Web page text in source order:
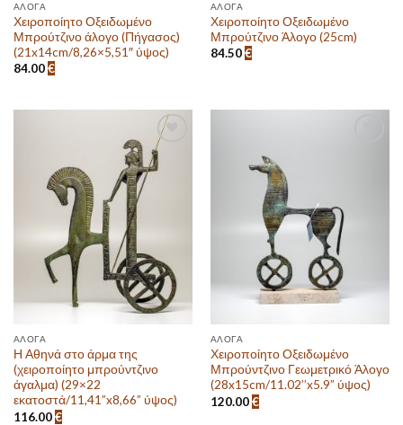
ΆΛΟΓΑ
Χειροποίητο Οξειδωμένο
Μπρούτζινο άλογο (Πήγασος)
(21x14cm/8,26×5,51″ ύψος)
84.00€
ΆΛΟΓΑ
Χειροποίητο Οξειδωμένο
Μπρούτζινο Άλογο (25cm)
84.50€
Πρόσθεσε
στην λίστα
επιθυμιών
ΆΛΟΓΑ
Η Αθηνά στο άρμα της
(χειροποίητο μπρούντζινο
άγαλμα) (29×22
εκατοστά/11,41”x8,66” ύψος)
116.00€
επιθυμιών
ΆΛΟΓΑ
Χειροποίητο Οξειδωμένο
Μπρούντζινο Γεωμετρικό Άλογο
(28x15cm/11.02’’x5.9” ύψος)
120.00€